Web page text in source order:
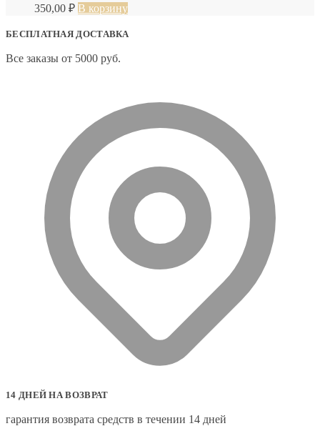
350,00 ₽ В корзину
БЕСПЛАТНАЯ ДОСТАВКА
Все заказы от 5000 руб.
14 ДНЕЙ НА ВОЗВРАТ
гарантия возврата средств в течении 14 дней